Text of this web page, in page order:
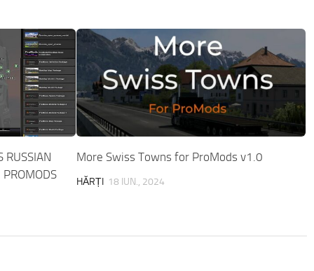
RUSSIAN
PROMODS
More Swiss Towns for ProMods v1.0
HĂRȚI 18 IUN., 2024